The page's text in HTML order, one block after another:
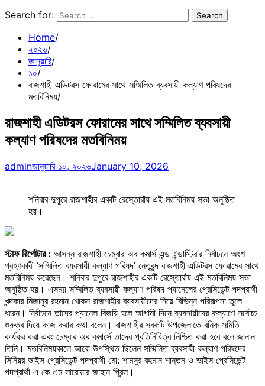
Search for:
Home
২০২৬
জানুয়ারি
১০
রাজশাহী এডিটরস ফোরামের সাথে সম্মিলিত ব্যবসায়ী কল্যাণ পরিষদের
মতবিনিময়
রাজশাহী এডিটরস ফোরামের সাথে সম্মিলিত ব্যবসায়ী
কল্যাণ পরিষদের মতবিনিময়
adminজানুয়ারি ১০, ২০২৬January 10, 2026
শনিবার দুপুরে রাজশাহীর একটি রেস্তোরাঁয় এই মতবিনিময় সভা অনুষ্ঠিত
হয়।
স্টাফ রির্পোটার : আসন্ন রাজশাহী চেম্বার অব কমার্স এন্ড ইন্ডাস্ট্রি’র নির্বাচনে অংশ
গ্রহণকারী ‘সম্মিলিত ব্যবসায়ী কল্যাণ পরিষদ’ নেতৃবৃন্দ রাজশাহী এডিটরস ফোরামের সাথে
মতবিনিময় করেছেন। শনিবার দুপুরে রাজশাহীর একটি রেস্তোরাঁয় এই মতবিনিময় সভা
অনুষ্ঠিত হয়। এসময় সম্মিলিত ব্যবসায়ী কল্যাণ পরিষদ প্যানেলের প্রেসিডেন্ট পদপ্রার্থী
খন্দকার মিজানুর রহমান খোকন রাজশাহীর ব্যবসায়ীদের নিয়ে বিভিন্ন পরিকল্পনা তুলে
ধরেন। নির্বাচনে তাদের প্যানেল বিজয়ি হলে আগামী দিনে ব্যবসায়ীদের কল্যাণে সর্বোচ্চ
গুরুত্ব দিয়ে কাজ করার কথা বলেন। রাজশাহীর সবকটি উপজেলাতে বনিক সমিতি
কার্যকর করা এবং চেম্বার অব কমার্সে তাদের প্রতিনিধিত্ব নিশ্চিত করা হবে বলে জানান
তিনি। মতবিনিময়কালে আরো উপস্থিত ছিলেন সম্মিলিত ব্যবসায়ী কল্যাণ পরিষদের
সিনিয়র ভাইস প্রেসিডেন্ট পদপ্রার্থী মো: শামসুর রহমান শান্তন ও ভাইস প্রেসিডেন্ট
পদপ্রার্থী এ কে এম সারোয়ার জাহান প্রিন্স।